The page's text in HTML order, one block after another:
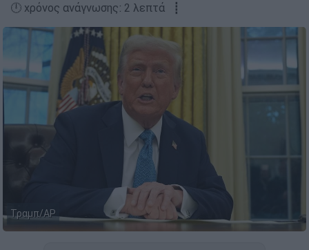
🕛 χρόνος ανάγνωσης: 2 λεπτά ┋
Τραμπ/AP